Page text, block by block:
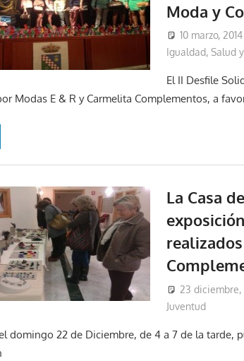
Moda y
10 marzo, 2014
Igualdad, Salud
El II Desfile
Modas E & R y Carmelita Complementos, a
La Casa
23 diciembre,
Juventud
domingo 22 de Diciembre, de 4 a 7 de la tarde,